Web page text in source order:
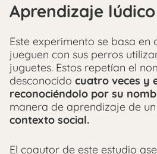
Aprendizaje lúdico
Este experimento se basa en
jueguen con sus perros
juguetes. Estos repetían el
desconocido cuatro veces y
reconociéndolo por su
manera de aprendizaje de
contexto social.
El coautor de este estudio